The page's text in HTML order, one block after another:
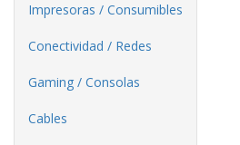
Impresoras / Consumibles
Conectividad / Redes
Gaming / Consolas
Cables